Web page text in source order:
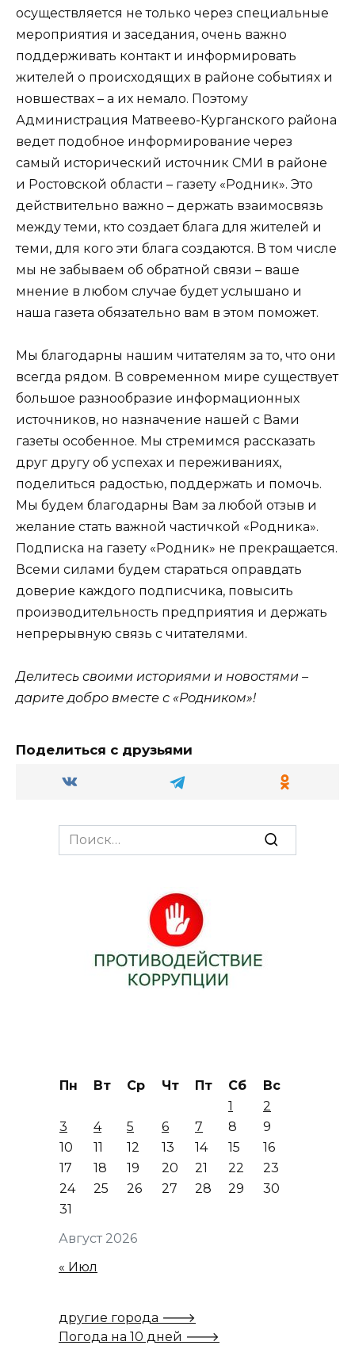
осуществляется не только через специальные
мероприятия и заседания, очень важно
поддерживать контакт и информировать
жителей о происходящих в районе событиях и
новшествах – а их немало. Поэтому
Администрация Матвеево-Курганского района
ведет подобное информирование через
самый исторический источник СМИ в районе
и Ростовской области – газету «Родник». Это
действительно важно – держать взаимосвязь
между теми, кто создает блага для жителей и
теми, для кого эти блага создаются. В том числе
мы не забываем об обратной связи – ваше
мнение в любом случае будет услышано и
наша газета обязательно вам в этом поможет.
Мы благодарны нашим читателям за то, что они
всегда рядом. В современном мире существует
большое разнообразие информационных
источников, но назначение нашей с Вами
газеты особенное. Мы стремимся рассказать
друг другу об успехах и переживаниях,
поделиться радостью, поддержать и помочь.
Мы будем благодарны Вам за любой отзыв и
желание стать важной частичкой «Родника».
Подписка на газету «Родник» не прекращается.
Всеми силами будем стараться оправдать
доверие каждого подписчика, повысить
производительность предприятия и держать
непрерывную связь с читателями.
Делитесь своими историями и новостями –
дарите добро вместе с «Родником»!
Поделиться с друзьями
Search
for:
Август 2026
Пн Вт Ср Чт Пт Сб
Вс
1
2
3
4 5 6 7 8
9
10
11 12 13 14 15
16
17
18 19 20 21 22
23
24
25 26 27 28 29
30
31
« Июл
другие города 🡒
Погода на 10 дней 🡒